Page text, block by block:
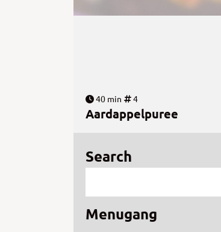
40 min 4
Aardappelpuree
Search
Menugang